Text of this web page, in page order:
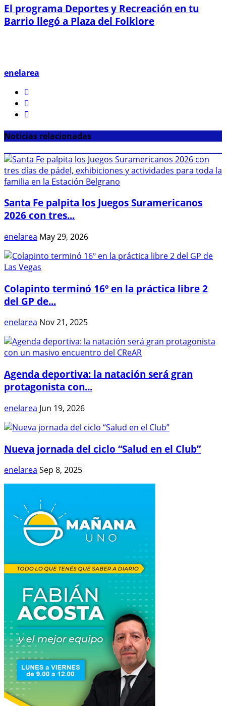
El programa Deportes y Recreación en tu
Barrio llegó a Plaza del Folklore
enelarea
Noticias relacionadas
Santa Fe palpita los Juegos Suramericanos
2026 con tres...
enelarea May 29, 2026
Colapinto terminó 16º en la práctica libre 2
del GP de...
enelarea Nov 21, 2025
Agenda deportiva: la natación será gran
protagonista con...
enelarea Jun 19, 2026
Nueva jornada del ciclo “Salud en el Club”
enelarea Sep 8, 2025